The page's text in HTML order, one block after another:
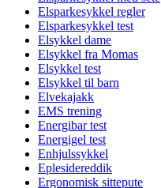
Elsparkesykkel regler
Elsparkesykkel test
Elsykkel dame
Elsykkel fra Momas
Elsykkel test
Elsykkel til barn
Elvekajakk
EMS trening
Energibar test
Energigel test
Enhjulssykkel
Eplesidereddik
Ergonomisk sittepute